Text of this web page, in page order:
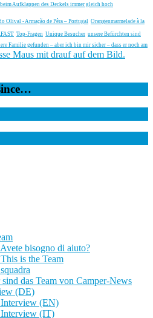
Aufklappen des Deckels immer gleich hoch
Olival - Armação de Pêra – Portugal Orangenmarmelade à la
Top-Fragen Unique Besucher unsere Befürchten sind
Familie gefunden – aber ich bin mir sicher – dass er noch am
Maus mit drauf auf dem Bild.
bisogno di aiuto?
is the Team
das Team von Camper-News
(DE)
(EN)
(IT)